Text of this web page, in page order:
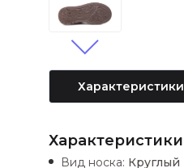
Характеристики
Характеристики
Вид носка: Круглый